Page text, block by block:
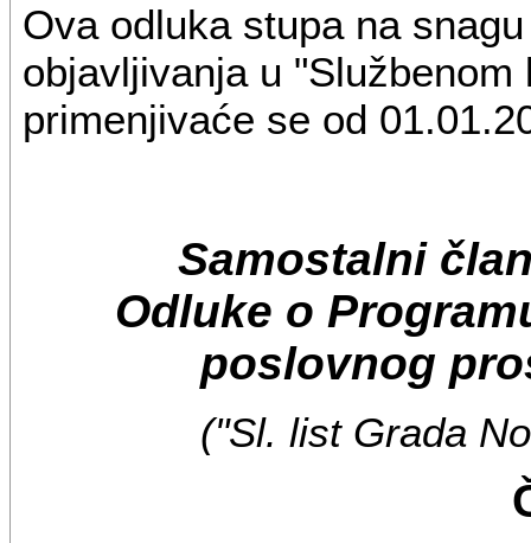
Ova odluka stupa na
objavljivanja u
primenjivaće se od
Samostalni
Odluke o
poslovnog
("Sl. list Grada